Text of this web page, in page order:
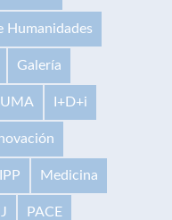
Humanidades
Galería
I+D+i
IPP Medicina
PACE